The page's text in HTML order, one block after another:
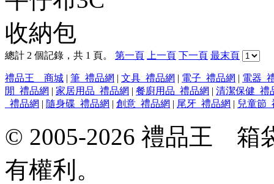
總計 2 個記錄，共 1 頁。 第一頁 上一頁 下一頁 最末頁
禮品王 商城 | 筆_禮品網 | 文具_禮品網 | 電子_禮品網 | 電器_
閒_禮品網 | 家居用品_禮品網 | 餐廚用品_禮品網 | 清潔保健_禮
_禮品網 | 隨身碟_禮品網 | 創意_禮品網 | 尾牙_禮品網 | 兒童節
© 2005-2026 禮品王 箱
有權利。